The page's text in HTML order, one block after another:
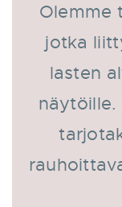
Olemme
jotka
lasten
näytöille.